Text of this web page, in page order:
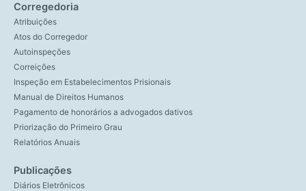
Corregedoria
Atribuições
Atos do Corregedor
Autoinspeções
Correições
Inspeção em Estabelecimentos Prisionais
Manual de Direitos Humanos
Pagamento de honorários a advogados dativos
Priorização do Primeiro Grau
Relatórios Anuais
Publicações
Diários Eletrônicos